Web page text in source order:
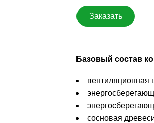
Заказать
Базовый состав
вентиляционная
сосновая